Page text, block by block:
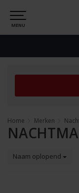
MENU
Home Merken
Naam oplopend